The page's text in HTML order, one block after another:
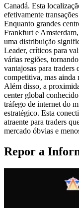
Canadá. Esta
efetivamente
Enquanto grandes
Frankfurt e
uma distribuição
Leader, críticos para
várias regiões,
vantajosas para traders
competitiva, mas ainda
Além disso, a
center global
tráfego de internet do
estratégico. Esta
atraente para traders
mercado óbvias e
Repor a